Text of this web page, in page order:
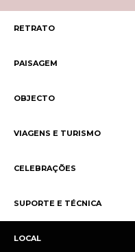
RETRATO
PAISAGEM
OBJECTO
VIAGENS E TURISMO
CELEBRAÇÕES
SUPORTE E TÉCNICA
LOCAL